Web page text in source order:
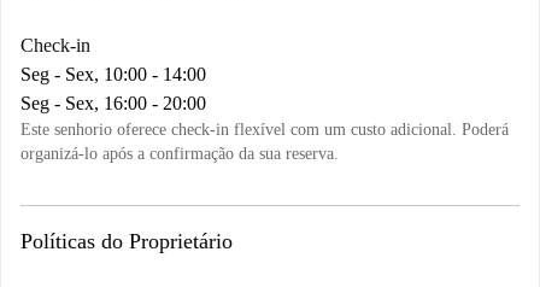
Check-in
Seg - Sex, 10:00 - 14:00
Seg - Sex, 16:00 - 20:00
Este senhorio oferece check-in flexível com um custo adicional. Poderá
organizá-lo após a confirmação da sua reserva.
Políticas do Proprietário